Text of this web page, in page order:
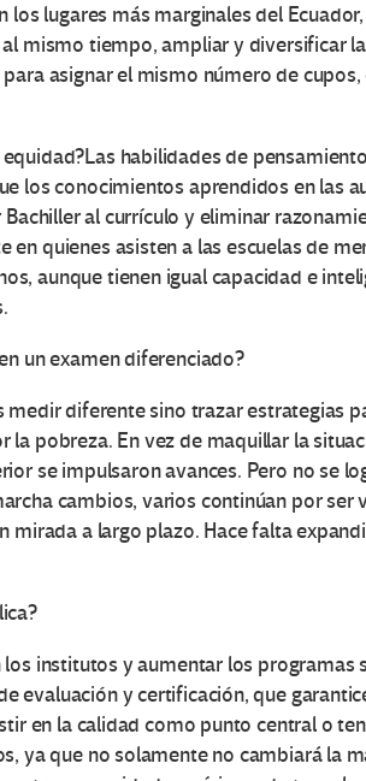
los lugares más marginales del
mismo tiempo, ampliar y diversificar
asignar el mismo número de
habilidades de
los conocimientos aprendidos en las
Bachiller al currículo y eliminar
en quienes asisten a las escuelas de
aunque tienen igual capacidad e
un examen diferenciado?​
medir diferente sino trazar estrategias
la pobreza. En vez de maquillar la
se impulsaron avances. Pero no se
cambios, varios continúan por
mirada a largo plazo. Hace falta
los institutos y aumentar los programas
evaluación y certificación, que
en la calidad como punto central o
ya que no solamente no cambiará la